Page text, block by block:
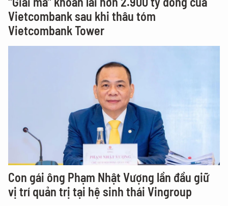
Vietcombank sau khi thâu tóm
Vietcombank Tower
Con gái ông Phạm Nhật Vượng lần đầu giữ
vị trí quản trị tại hệ sinh thái Vingroup